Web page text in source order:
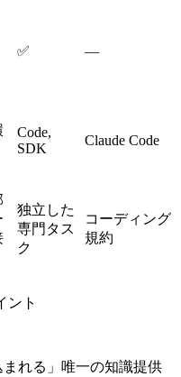
✅ —
Code,
SDK
Claude Code
独立した
専門タス
ク
コーディング
規約
ント
れる」唯一の知識提供